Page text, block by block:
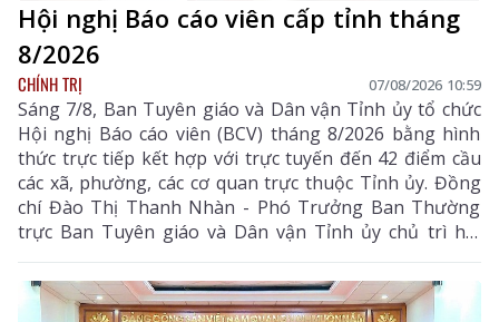
Hội nghị Báo cáo viên cấp tỉnh tháng
8/2026
CHÍNH TRỊ 07/08/2026 10:59
Sáng 7/8, Ban Tuyên giáo và Dân vận Tỉnh ủy tổ chức
Hội nghị Báo cáo viên (BCV) tháng 8/2026 bằng hình
thức trực tiếp kết hợp với trực tuyến đến 42 điểm cầu
các xã, phường, các cơ quan trực thuộc Tỉnh ủy. Đồng
chí Đào Thị Thanh Nhàn - Phó Trưởng Ban Thường
trực Ban Tuyên giáo và Dân vận Tỉnh ủy chủ trì hội
nghị.